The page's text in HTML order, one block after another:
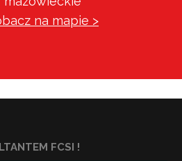
na mapie >
FCSI !